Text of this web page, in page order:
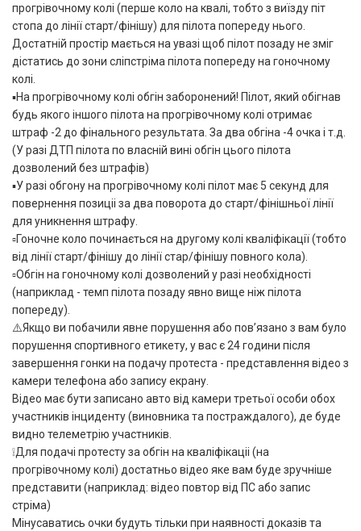
прогрівочному колі (перше коло на квалі, тобто з виїзду піт
стопа до лінії старт/фінішу) для пілота попереду нього.
Достатній простір мається на увазі щоб пілот позаду не зміг
дістатись до зони сліпстріма пілота попереду на гоночному
колі.
▪️На прогрівочному колі обгін заборонений! Пілот, який обігнав
будь якого іншого пілота на прогрівочному колі отримає
штраф -2 до фінального результата. За два обгіна -4 очка і т.д.
(У разі ДТП пілота по власній вині обгін цього пілота
дозволений без штрафів)
▪️У разі обгону на прогрівочному колі пілот має 5 секунд для
повернення позиціі за два поворота до старт/фінішньої лінії
для уникнення штрафу.
▫️Гоночне коло починається на другому колі кваліфікації (тобто
від лінії старт/фінішу до лінії стар/фінішу повного кола).
▫️Обгін на гоночному колі дозволений у разі необхідності
(наприклад - темп пілота позаду явно вище ніж пілота
попереду).
⚠️Якщо ви побачили явне порушення або пов’язано з вам було
порушення спортивного етикету, у вас є 24 години після
завершення гонки на подачу протеста - представлення відео з
камери телефона або запису екрану.
Відео має бути записано авто від камери третьої особи обох
участників інциденту (виновника та постраждалого), де буде
видно телеметрію участників.
❕Для подачі протесту за обгін на кваліфікаціі (на
прогрівочному колі) достатньо відео яке вам буде зручніше
представити (наприклад: відео повтор від ПС або запис
стріма)
Мінусаватись очки будуть тільки при наявності доказів та